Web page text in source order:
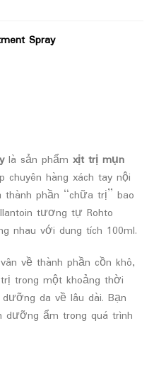
Spray
là sản phẩm xịt trị mụn
chuyên hàng xách tay nội
phần “chữa trị” bao
tương tự Rohto
nhau với dung tích 100ml.
về thành phần cồn khô,
trong một khoảng thời
da về lâu dài. Bạn
dưỡng ẩm trong quá trình